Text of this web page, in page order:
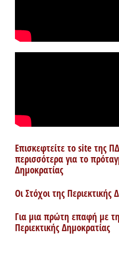
Επισκεφτείτε το site της
περισσότερα για το
Δημοκρατίας
Οι Στόχοι της Περιεκτικής
Για μια πρώτη επαφή με
Περιεκτικής Δημοκρατίας